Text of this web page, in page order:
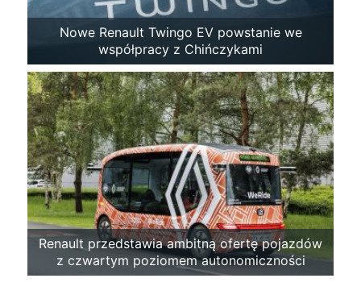
Nowe Renault Twingo EV powstanie we
współpracy z Chińczykami
Renault przedstawia ambitną ofertę pojazdów
z czwartym poziomem autonomiczności